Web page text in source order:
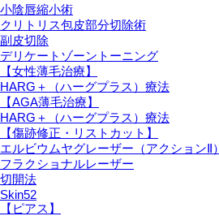
小陰唇縮小術
クリトリス包皮部分切除術
副皮切除
デリケートゾーントーニング
【女性薄毛治療】
HARG＋（ハーグプラス）療法
【AGA薄毛治療】
HARG＋（ハーグプラス）療法
【傷跡修正・リストカット】
エルビウムヤグレーザー（アクションⅡ）
フラクショナルレーザー
切開法
Skin52
【ピアス】